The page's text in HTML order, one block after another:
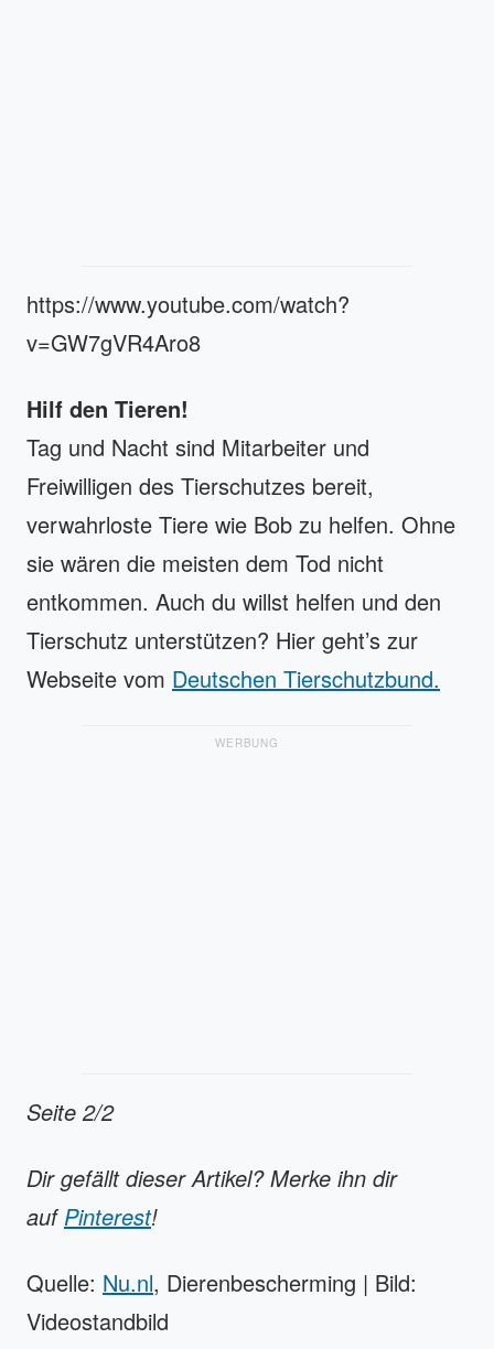
https://www.youtube.com/watch?
v=GW7gVR4Aro8
Hilf den Tieren!
Tag und Nacht sind Mitarbeiter und
Freiwilligen des Tierschutzes bereit,
verwahrloste Tiere wie Bob zu helfen. Ohne
sie wären die meisten dem Tod nicht
entkommen. Auch du willst helfen und den
Tierschutz unterstützen? Hier geht’s zur
Webseite vom Deutschen Tierschutzbund.
WERBUNG
Seite 2/2
Dir gefällt dieser Artikel? Merke ihn dir
aufPinterest!
Quelle: Nu.nl, Dierenbescherming | Bild:
Videostandbild